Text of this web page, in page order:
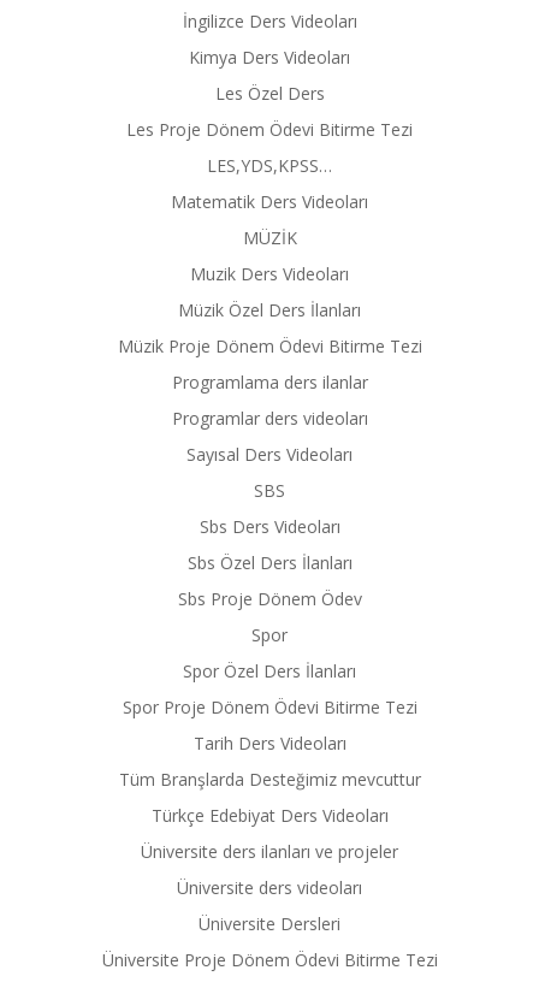
İngilizce Ders Videoları
Kimya Ders Videoları
Les Özel Ders
Les Proje Dönem Ödevi Bitirme Tezi
LES,YDS,KPSS…
Matematik Ders Videoları
MÜZİK
Muzik Ders Videoları
Müzik Özel Ders İlanları
Müzik Proje Dönem Ödevi Bitirme Tezi
Programlama ders ilanlar
Programlar ders videoları
Sayısal Ders Videoları
SBS
Sbs Ders Videoları
Sbs Özel Ders İlanları
Sbs Proje Dönem Ödev
Spor
Spor Özel Ders İlanları
Spor Proje Dönem Ödevi Bitirme Tezi
Tarih Ders Videoları
Tüm Branşlarda Desteğimiz mevcuttur
Türkçe Edebiyat Ders Videoları
Üniversite ders ilanları ve projeler
Üniversite ders videoları
Üniversite Dersleri
Üniversite Proje Dönem Ödevi Bitirme Tezi